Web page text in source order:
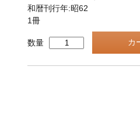
和暦刊行年:昭62
1冊
数量